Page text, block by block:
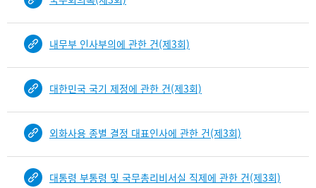
내무부 인사부의에 관한 건(제3회)
대한민국 국기 제정에 관한 건(제3회)
외화사용 종별 결정 대표인사에 관한 건(제3회)
대통령 부통령 및 국무총리비서실 직제에 관한 건(제3회)